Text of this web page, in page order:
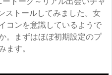
ストールしてみました。女
コンを意識しているようで
。まずはほぼ初期設定のプ
ます。